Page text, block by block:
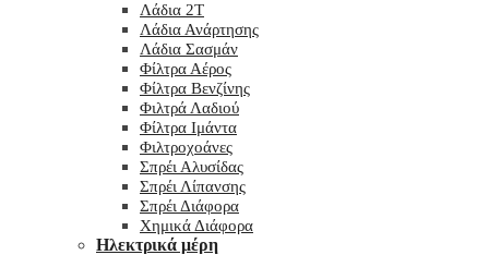
Λάδια 2T
Λάδια Ανάρτησης
Λάδια Σασμάν
Φίλτρα Αέρος
Φίλτρα Βενζίνης
Φιλτρά Λαδιού
Φίλτρα Ιμάντα
Φιλτροχοάνες
Σπρέι Αλυσίδας
Σπρέι Λίπανσης
Σπρέι Διάφορα
Χημικά Διάφορα
Hλεκτρικά μέρη